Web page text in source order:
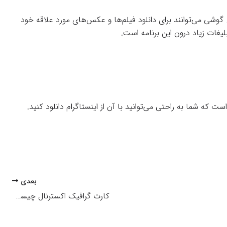
می‌توانند برای دانلود فیلم‌ها و عکس‌های مورد علاقه خود
زیاد درون این برنامه است.
بعدی
کارت گرافیک اکسترنال چیست؟